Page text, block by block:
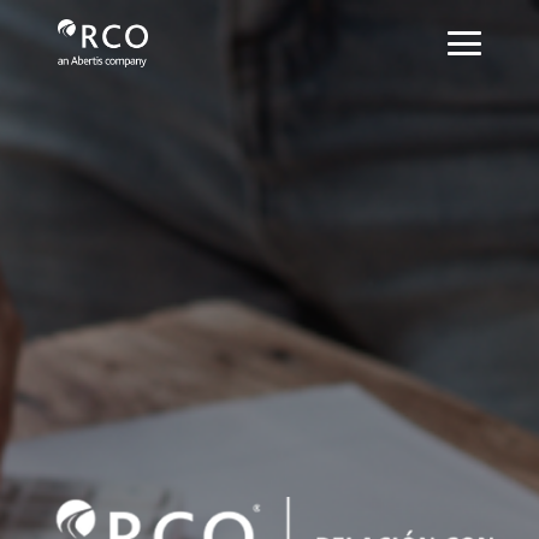
跳转到主内容
Reportes - Red Vía Corta